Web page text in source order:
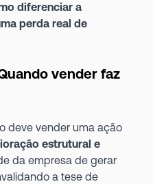
diferenciar a
perda real de
vender faz
deve vender uma ação
estrutural e
da empresa de gerar
a tese de